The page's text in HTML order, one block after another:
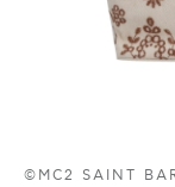
©MC2 SAINT